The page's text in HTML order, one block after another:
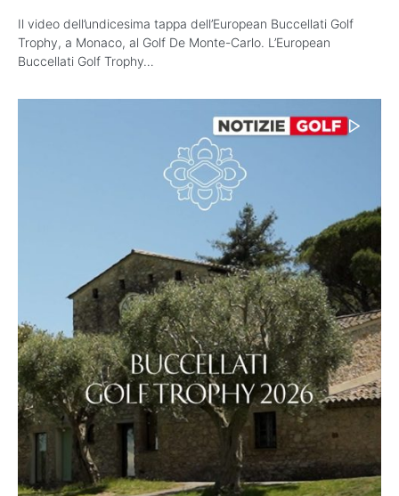
Il video dell’undicesima tappa dell’European Buccellati Golf
Trophy, a Monaco, al Golf De Monte-Carlo. L’European
Buccellati Golf Trophy…